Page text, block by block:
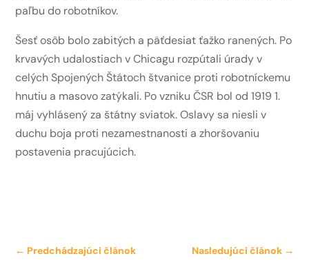
paľbu do robotníkov.
Šesť osôb bolo zabitých a päťdesiat ťažko ranených. Po
krvavých udalostiach v Chicagu rozpútali úrady v
celých Spojených Štátoch štvanice proti robotníckemu
hnutiu a masovo zatýkali. Po vzniku ČSR bol od 1919 1.
máj vyhlásený za štátny sviatok. Oslavy sa niesli v
duchu boja proti nezamestnanosti a zhoršovaniu
postavenia pracujúcich.
← Predchádzajúci článok Nasledujúci článok→